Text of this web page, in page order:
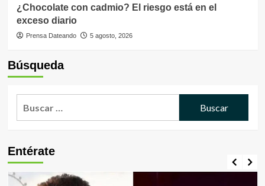
¿Chocolate con cadmio? El riesgo está en el
exceso diario
Prensa Dateando 5 agosto, 2026
Búsqueda
Entérate